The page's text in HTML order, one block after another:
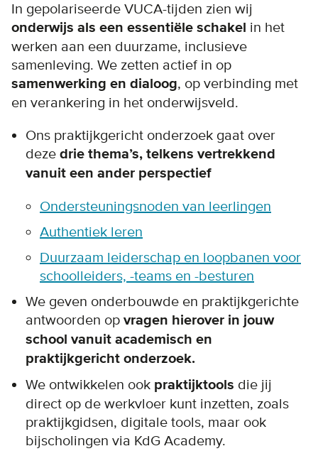
In gepolariseerde VUCA-tijden zien wij
onderwijs als een essentiële schakel in het
werken aan een duurzame, inclusieve
samenleving. We zetten actief in op
samenwerking en dialoog, op verbinding met
en verankering in het onderwijsveld.
Ons praktijkgericht onderzoek gaat over
deze drie thema’s, telkens vertrekkend
vanuit een ander perspectief
Ondersteuningsnoden van leerlingen
Authentiek leren
Duurzaam leiderschap en loopbanen voor
schoolleiders, -teams en -besturen
We geven onderbouwde en praktijkgerichte
antwoorden op vragen hierover in jouw
school vanuit academisch en
praktijkgericht onderzoek.
We ontwikkelen ook praktijktools die jij
direct op de werkvloer kunt inzetten, zoals
praktijkgidsen, digitale tools, maar ook
bijscholingen via KdG Academy.